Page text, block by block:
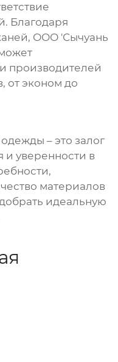
Благодаря
ООО 'Сычуань
производителей
, от эконом до
одежды – это залог
и уверенности в
материалов
идеальную